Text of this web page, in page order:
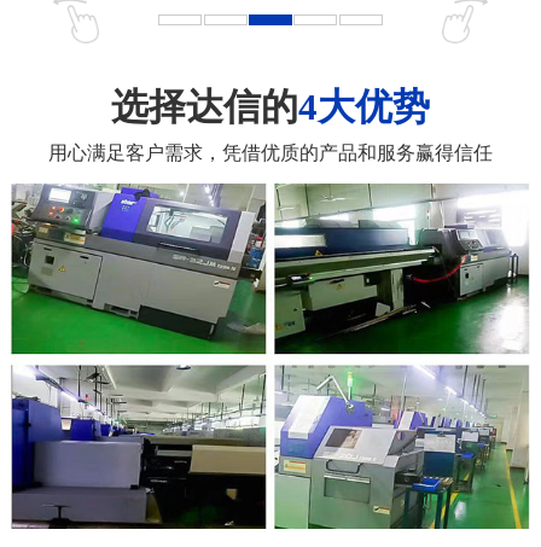
选择达信的4大优势
用心满足客户需求，凭借优质的产品和服务赢得信任